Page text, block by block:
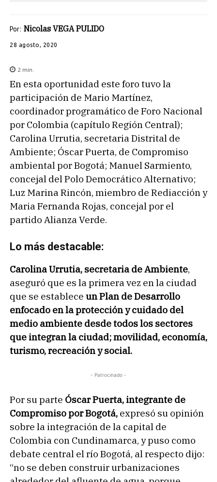
Por: Nicolas VEGA PULIDO
28 agosto, 2020
2 min.
En esta oportunidad este foro tuvo la
participación de Mario Martínez,
coordinador programático de Foro Nacional
por Colombia (capítulo Región Central);
Carolina Urrutia, secretaria Distrital de
Ambiente; Óscar Puerta, de Compromiso
ambiental por Bogotá; Manuel Sarmiento,
concejal del Polo Democrático Alternativo;
Luz Marina Rincón, miembro de Rediacción y
Maria Fernanda Rojas, concejal por el
partido Alianza Verde.
Lo más destacable:
Carolina Urrutia, secretaria de Ambiente,
aseguró que es la primera vez en la ciudad
que se establece un Plan de Desarrollo
enfocado en la protección y cuidado del
medio ambiente desde todos los sectores
que integran la ciudad; movilidad, economía,
turismo, recreación y social.
- Patrocinado -
Por su parte Óscar Puerta, integrante de
Compromiso por Bogotá, expresó su opinión
sobre la integración de la capital de
Colombia con Cundinamarca, y puso como
debate central el río Bogotá, al respecto dijo:
“no se deben construir urbanizaciones